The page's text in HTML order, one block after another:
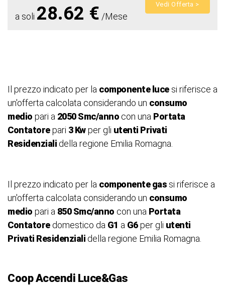
a soli 28.62 € /Mese
Vedi Offerta >
Il prezzo indicato per la componente lucesi riferisce a
un'offerta calcolata considerando un consumo
medio pari a 2050 Smc/anno con una Portata
Contatorepari 3 Kwper gli utenti Privati
Residenziali della regione Emilia Romagna.
Il prezzo indicato per la componente gas si riferisce a
un'offerta calcolata considerando un consumo
medio pari a 850 Smc/anno con una Portata
Contatoredomestico da G1 a G6per gli utenti
Privati Residenziali della regione Emilia Romagna.
Coop Accendi Luce&Gas